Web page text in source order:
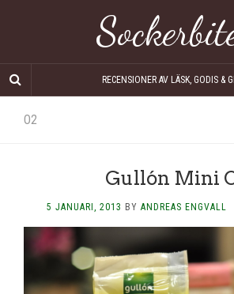
RECENSIONER AV LÄSK, GODIS &
O2
Gullón Mini
5 JANUARI, 2013 BY ANDREAS ENGVALL